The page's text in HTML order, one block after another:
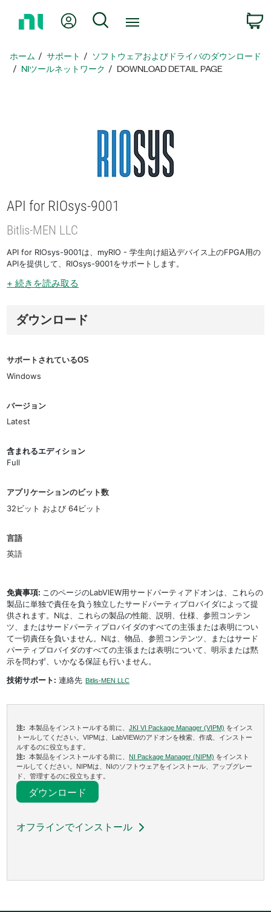
ペ
ー
Myアカウント
検索
ホーム サポート
ソフトウェアおよびドライバのダウンロード
NIツールネットワーク
DOWNLOAD DETAIL PAGE
API for RIOsys-9001
Bitlis-MEN LLC
API for RIOsys-9001は、myRIO - 学生向け組込デバイス上のFPGA用の
APIを提供して、RIOsys-9001をサポートします。
+ 続きを読み取る
ダウンロード
サポートされているOS
Windows
バージョン
Latest
含まれるエディション
Full
アプリケーションのビット数
32ビット および 64ビット
言語
英語
免責事項: このページのLabVIEW用サードパーティアドオンは、これらの
製品に単独で責任を負う独立したサードパーティプロバイダによって提
供されます。NIは、これらの製品の性能、説明、仕様、参照コンテン
ツ、またはサードパーティプロバイダのすべての主張または表明につい
て一切責任を負いません。NIは、物品、参照コンテンツ、またはサード
パーティプロバイダのすべての主張または表明について、明示または黙
示を問わず、いかなる保証も行いません。
技術サポート: 連絡先 Bitlis-MEN LLC
注:本製品をインストールする前に、JKI VI Package Manager (VIPM) をインス
トールしてください。VIPMは、LabVIEWのアドオンを検索、作成、インストー
ルするのに役立ちます。
注:本製品をインストールする前に、 NI Package Manager (NIPM) をインスト
ールしてください。NIPMは、NIのソフトウェアをインストール、アップグレー
ド、管理するのに役立ちます。
ダウンロード
オフラインでインストール